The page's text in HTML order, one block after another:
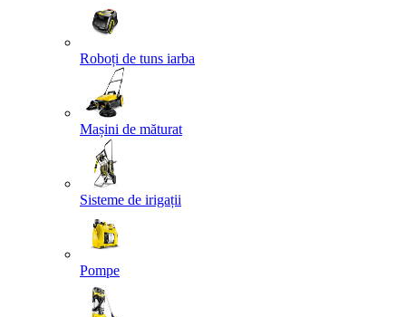
Roboți de tuns iarba
Mașini de măturat
Sisteme de irigații
Pompe